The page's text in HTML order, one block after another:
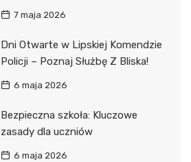
7 maja 2026
Dni Otwarte w Lipskiej Komendzie
Policji – Poznaj Służbę Z Bliska!
6 maja 2026
Bezpieczna szkoła: Kluczowe
zasady dla uczniów
6 maja 2026